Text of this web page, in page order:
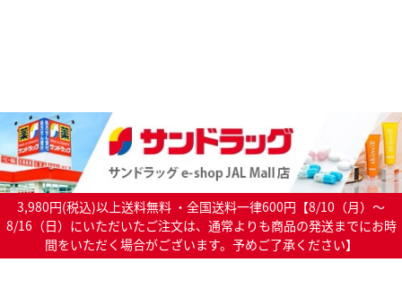
3,980円(税込)以上送料無料 ・全国送料一律600円【8/10（月）～
8/16（日）にいただいたご注文は、通常よりも商品の発送までにお時
間をいただく場合がございます。予めご了承ください】